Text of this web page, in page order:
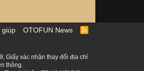
giúp OTOFUN News
R
Giấy xác nhận thay đổi địa chỉ
thông.